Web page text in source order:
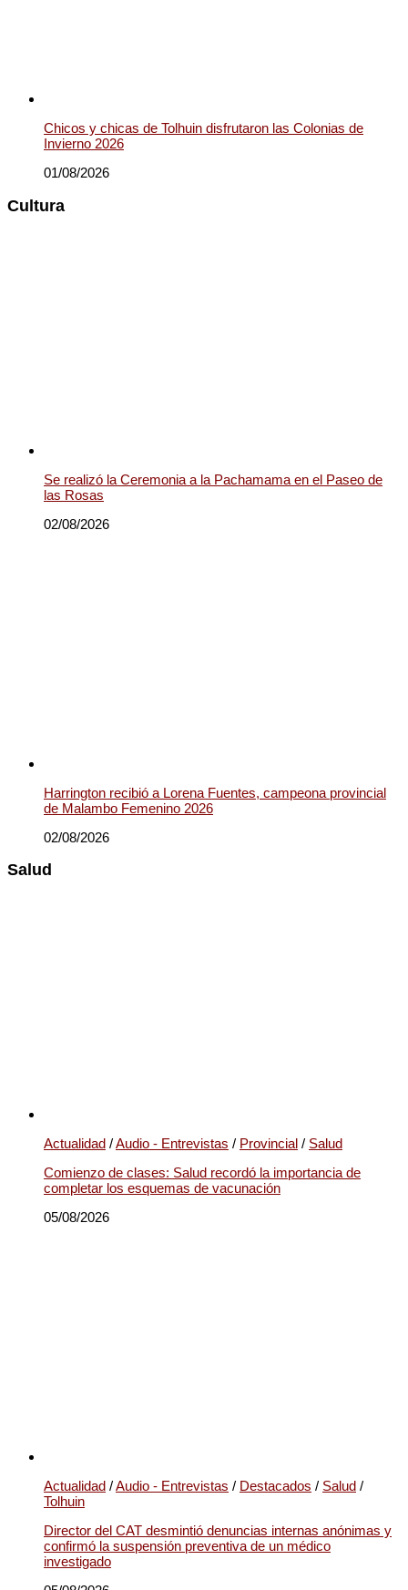
Chicos y chicas de Tolhuin disfrutaron las Colonias de
Invierno 2026
01/08/2026
Cultura
Se realizó la Ceremonia a la Pachamama en el Paseo de
las Rosas
02/08/2026
Harrington recibió a Lorena Fuentes, campeona provincial
de Malambo Femenino 2026
02/08/2026
Salud
Actualidad /Audio - Entrevistas / Provincial / Salud
Comienzo de clases: Salud recordó la importancia de
completar los esquemas de vacunación
05/08/2026
Actualidad /Audio - Entrevistas / Destacados / Salud /
Tolhuin
Director del CAT desmintió denuncias internas anónimas y
confirmó la suspensión preventiva de un médico
investigado